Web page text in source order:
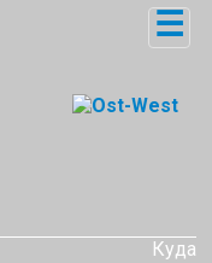
☰
Куда